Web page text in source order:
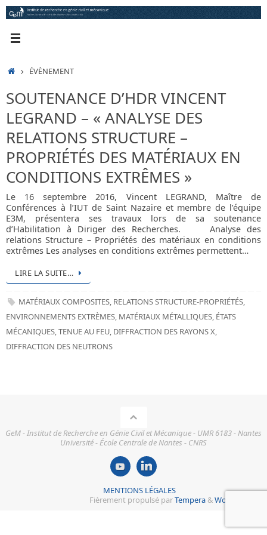
Passer
au
ACCUEIL
ÉVÈNEMENT
SOUTENANCE D’HDR VINCENT
LEGRAND – « ANALYSE DES
RELATIONS STRUCTURE –
PROPRIÉTÉS DES MATÉRIAUX EN
CONDITIONS EXTRÊMES »
Le 16 septembre 2016, Vincent LEGRAND, Maître de
Conférences à l’IUT de Saint Nazaire et membre de l’équipe
E3M, présentera ses travaux lors de sa soutenance
d’Habilitation à Diriger des Recherches. Analyse des
relations Structure – Propriétés des matériaux en conditions
extrêmes Les analyses en conditions extrêmes permettent…
LIRE LA SUITE…
MATÉRIAUX COMPOSITES, RELATIONS STRUCTURE-PROPRIÉTÉS,
ENVIRONNEMENTS EXTRÈMES, MATÉRIAUX MÉTALLIQUES, ÉTATS
MÉCANIQUES,TENUE AU FEU, DIFFRACTION DES RAYONS X,
DIFFRACTION DES NEUTRONS
GeM - Institut de Recherche en Génie Civil et Mécanique - UMR 6183 - Nantes
Université - École Centrale de Nantes - CNRS
MENTIONS LÉGALES
Fièrement propulsé parTempera &WordPress.